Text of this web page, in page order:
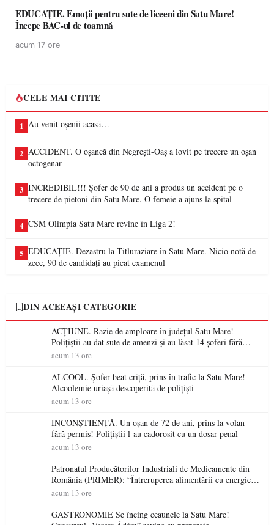
EDUCAȚIE. Emoții pentru sute de liceeni din Satu Mare!
Începe BAC-ul de toamnă
acum 17 ore
CELE MAI CITITE
1 Au venit oșenii acasă…
2 ACCIDENT. O oșancă din Negrești-Oaș a lovit pe trecere un oșan
octogenar
3 INCREDIBIL!!! Șofer de 90 de ani a produs un accident pe o
trecere de pietoni din Satu Mare. O femeie a ajuns la spital
4 CSM Olimpia Satu Mare revine în Liga 2!
5 EDUCAȚIE. Dezastru la Titluraziare în Satu Mare. Nicio notă de
zece, 90 de candidați au picat examenul
DIN ACEEAȘI CATEGORIE
ACȚIUNE. Razie de amploare în județul Satu Mare!
Polițiștii au dat sute de amenzi și au lăsat 14 șoferi fără
permis într-o singură zi
acum 13 ore
ALCOOL. Șofer beat criță, prins în trafic la Satu Mare!
Alcoolemie uriașă descoperită de polițiști
acum 13 ore
INCONȘTIENȚĂ. Un oșan de 72 de ani, prins la volan
fără permis! Polițiștii l-au cadorosit cu un dosar penal
acum 13 ore
Patronatul Producătorilor Industriali de Medicamente din
România (PRIMER): “Întreruperea alimentării cu energie
electrică a fabricilor de medicamente va pune în pericol
acum 13 ore
GASTRONOMIE Se încing ceaunele la Satu Mare!